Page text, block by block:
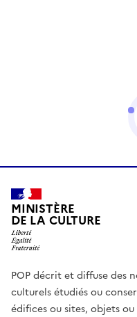
MINISTÈRE
DE LA CULTURE
POP décrit et diffuse des
culturels étudiés ou
édifices ou sites, objets